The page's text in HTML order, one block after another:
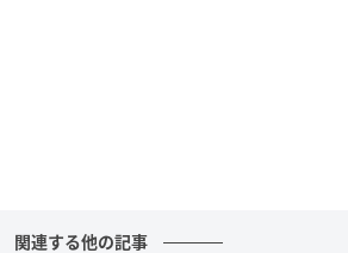
関連する他の記事